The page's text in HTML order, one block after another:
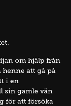
om hjälp från
att gå på
i en
sin gamle vän
för att försöka